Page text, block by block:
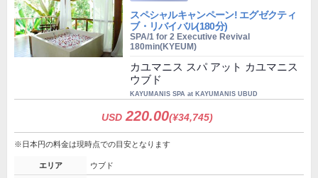
スペシャルキャンペーン! エグゼクティ
ブ・リバイバル(180分)
SPA/1 for 2 Executive Revival
180min(KYEUM)
カユマニス スパ アット カユマニス
ウブド
KAYUMANIS SPA at KAYUMANIS UBUD
USD 220.00(¥34,745)
※日本円の料金は現時点での目安となります
エリア ウブド